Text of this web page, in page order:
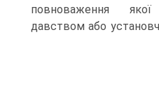
повноваження
давством або